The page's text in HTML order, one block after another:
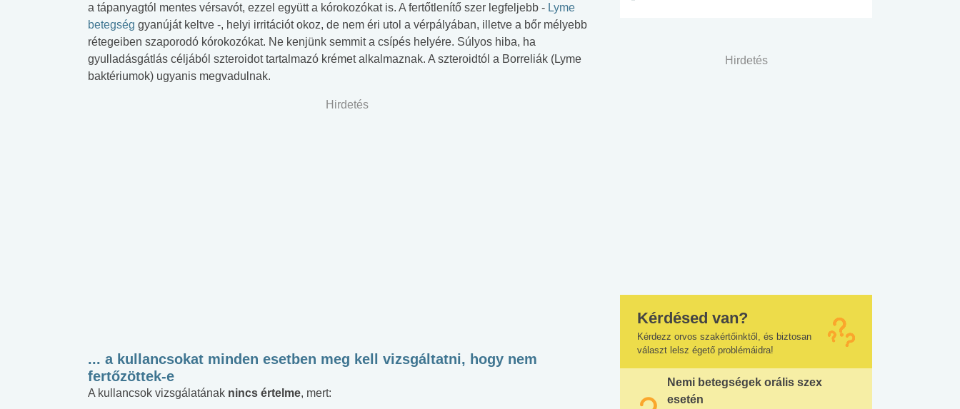
a tápanyagtól mentes vérsavót, ezzel együtt a kórokozókat is. A fertőtlenítő szer legfeljebb - Lyme
betegség gyanúját keltve -, helyi irritációt okoz, de nem éri utol a vérpályában, illetve a bőr mélyebb
rétegeiben szaporodó kórokozókat. Ne kenjünk semmit a csípés helyére. Súlyos hiba, ha
gyulladásgátlás céljából szteroidot tartalmazó krémet alkalmaznak. A szteroidtól a Borreliák (Lyme
baktériumok) ugyanis megvadulnak.
Hirdetés
... a kullancsokat minden esetben meg kell vizsgáltatni, hogy nem
fertőzöttek-e
A kullancsok vizsgálatának nincs értelme, mert:
Hirdetés
Kérdésed van?
Kérdezz orvos szakértőinktől, és biztosan
választ lelsz égető problémáidra!
Nemi betegségek orális szex
esetén